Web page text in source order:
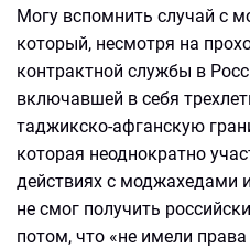
Могу вспомнить случай с
который, несмотря на
контрактной службы в
включавшей в себя
таджикско-афганскую
которая неоднократно
действиях с моджахедами
не смог получить
потом, что «не имели